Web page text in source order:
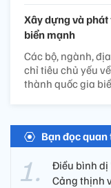
Xây dựng và
biển mạnh
Các bộ, ngành,
chỉ tiêu chủ yếu
thành quốc gia
Bạn đọc quan
Điều bình
Cảng thịnh